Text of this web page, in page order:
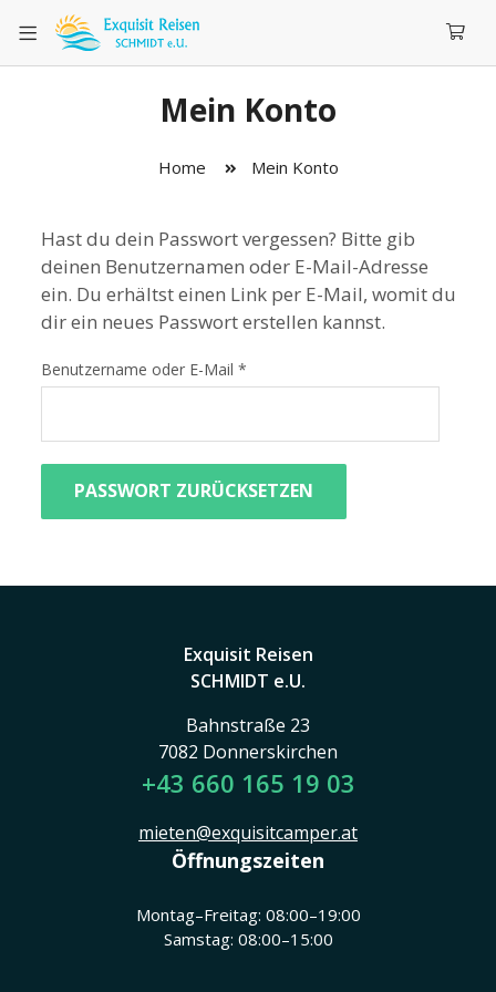
Mein Konto
Home Mein Konto
Hast du dein Passwort vergessen? Bitte gib
deinen Benutzernamen oder E-Mail-Adresse
ein. Du erhältst einen Link per E-Mail, womit du
dir ein neues Passwort erstellen kannst.
Benutzername oder E-Mail *
PASSWORT ZURÜCKSETZEN
Exquisit Reisen
SCHMIDT e.U.
Bahnstraße 23
7082 Donnerskirchen
+43 660 165 19 03
mieten@exquisitcamper.at
Öffnungszeiten
Montag–Freitag: 08:00–19:00
Samstag: 08:00–15:00